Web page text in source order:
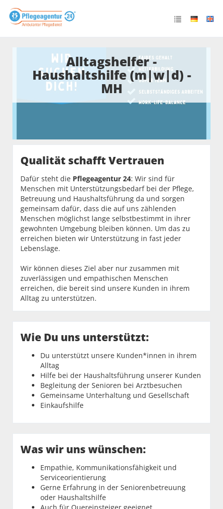
Alltagshelfer -
Haushaltshilfe (m|w|d) -
MH
Qualität schafft Vertrauen
Dafür steht die Pflegeagentur 24: Wir sind für
Menschen mit Unterstützungsbedarf bei der Pflege,
Betreuung und Haushaltsführung da und sorgen
gemeinsam dafür, dass die auf uns zählenden
Menschen möglichst lange selbstbestimmt in ihrer
gewohnten Umgebung bleiben können. Um das zu
erreichen bieten wir Unterstützung in fast jeder
Lebenslage.
Wir können dieses Ziel aber nur zusammen mit
zuverlässigen und empathischen Menschen
erreichen, die bereit sind unsere Kunden in ihrem
Alltag zu unterstützen.
Wie Du uns unterstützt:
Du unterstützt unsere Kunden*innen in ihrem
Alltag
Hilfe bei der Haushaltsführung unserer Kunden
Begleitung der Senioren bei Arztbesuchen
Gemeinsame Unterhaltung und Gesellschaft
Einkaufshilfe
Was wir uns wünschen:
Empathie, Kommunikationsfähigkeit und
Serviceorientierung
Gerne Erfahrung in der Seniorenbetreuung
oder Haushaltshilfe